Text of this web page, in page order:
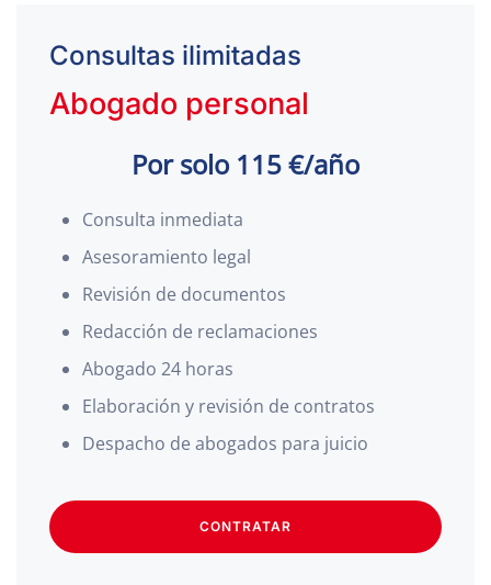
Consultas ilimitadas
Abogado personal
Por solo 115 €/año
Consulta inmediata
Asesoramiento legal
Revisión de documentos
Redacción de reclamaciones
Abogado 24 horas
Elaboración y revisión de contratos
Despacho de abogados para juicio
CONTRATAR